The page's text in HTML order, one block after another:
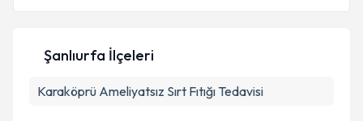
Şanlıurfa İlçeleri
Karaköprü Ameliyatsız Sırt Fıtığı Tedavisi